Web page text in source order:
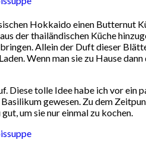
Hokkaido einen Butternut
der thailändischen Küche
Allein der Duft dieser
Wenn man sie zu Hause
Diese tolle Idee habe ich vor ein
gewesen. Zu dem
um sie nur einmal zu kochen.